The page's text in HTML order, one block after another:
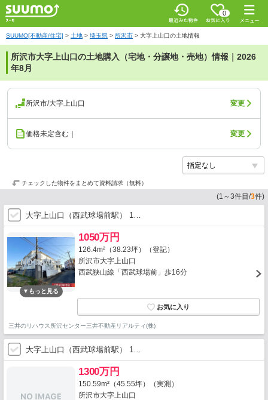
0
SUUMO[不動産/住宅] > 土地 > 埼玉県 > 所沢市 > 大字上山口の土地情報
所沢市大字上山口の土地購入（宅地・分譲地・売地）情報｜2026
年8月
所沢市/大字上山口 変更
価格未定含む｜ 変更
チェックした物件をまとめて資料請求（無料）
(1 ～3件目/3件)
大字上山口（西武球場前駅） 1…
1050万円
126.4m²（38.23坪）（登記）
所沢市大字上山口
西武狭山線「西武球場前」歩16分
三井のリハウス所沢センター三井不動産リアルティ(株)
大字上山口（西武球場前駅） 1…
1300万円
150.59m²（45.55坪）（実測）
所沢市大字上山口